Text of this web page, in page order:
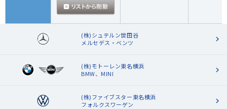
(株)シュテルン世田谷
メルセデス・ベンツ
(株)モトーレン東名横浜
BMW、MINI
(株)ファイブスター東名横浜
フォルクスワーゲン